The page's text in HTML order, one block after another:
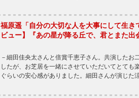
福原遥「自分の大切な人を大事にして生き
ビュー】『あの星が降る丘で、君とまた出
－細田佳央太さんと倍賞千恵子さん。共演した
したが、お芝居を一緒にさせていただいてとても
ぐらいの安心感がありました。細田さんが演じ